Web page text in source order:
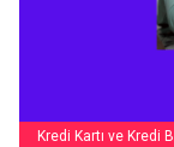
Kredi Kartı ve Kredi